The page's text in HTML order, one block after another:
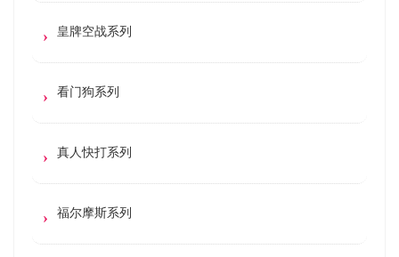
皇牌空战系列
看门狗系列
真人快打系列
福尔摩斯系列